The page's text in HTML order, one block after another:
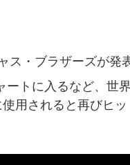
・ブラザーズが発
トに入るなど、世
用されると再びヒ